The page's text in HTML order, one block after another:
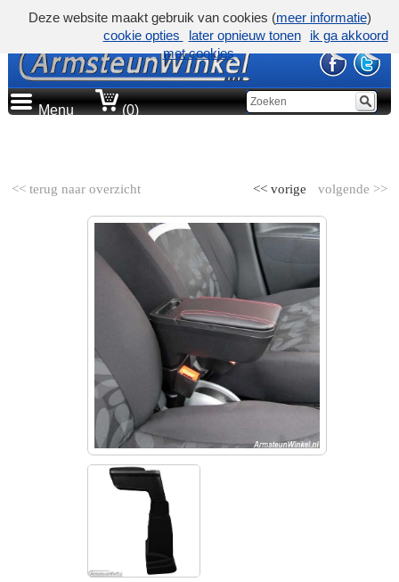
Menu (0)
<< terug naar overzicht volgende >>
<< vorige
Deze website maakt gebruik van cookies (meer informatie)
cookie opties
later opnieuw tonen
ik ga akkoord
met cookies